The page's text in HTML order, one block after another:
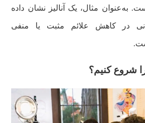
به‌عنوان مثال، یک آنالیز نشان داده
در کاهش علائم مثبت یا منفی
شروع کنیم؟